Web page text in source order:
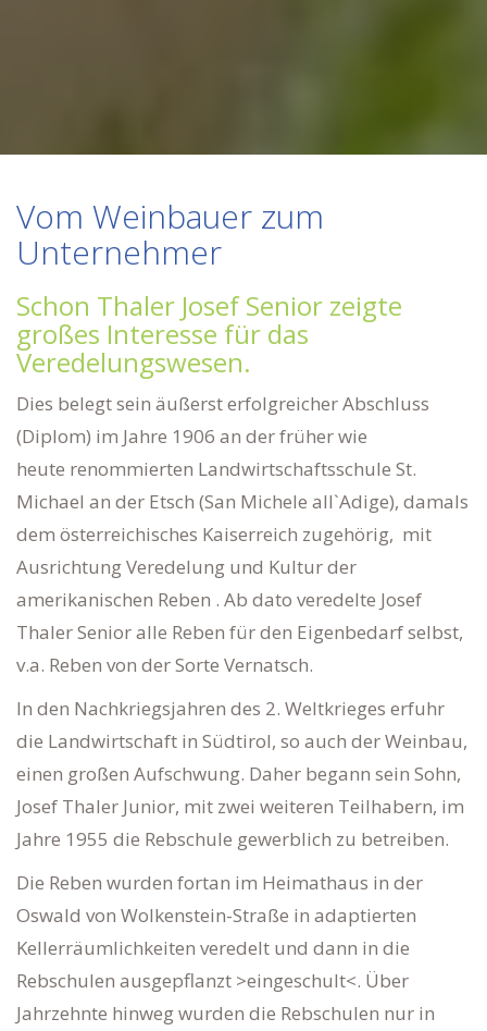
Vom Weinbauer zum
Unternehmer
Schon Thaler Josef Senior zeigte
großes Interesse für das
Veredelungswesen.
Dies belegt sein äußerst erfolgreicher Abschluss
(Diplom) im Jahre 1906 an der früher wie
heute renommierten Landwirtschaftsschule St.
Michael an der Etsch (San Michele all`Adige), damals
dem österreichisches Kaiserreich zugehörig, mit
Ausrichtung Veredelung und Kultur der
amerikanischen Reben . Ab dato veredelte Josef
Thaler Senior alle Reben für den Eigenbedarf selbst,
v.a. Reben von der Sorte Vernatsch.
In den Nachkriegsjahren des 2. Weltkrieges erfuhr
die Landwirtschaft in Südtirol, so auch der Weinbau,
einen großen Aufschwung. Daher begann sein Sohn,
Josef Thaler Junior, mit zwei weiteren Teilhabern, im
Jahre 1955 die Rebschule gewerblich zu betreiben.
Die Reben wurden fortan im Heimathaus in der
Oswald von Wolkenstein-Straße in adaptierten
Kellerräumlichkeiten veredelt und dann in die
Rebschulen ausgepflanzt >eingeschult<. Über
Jahrzehnte hinweg wurden die Rebschulen nur in